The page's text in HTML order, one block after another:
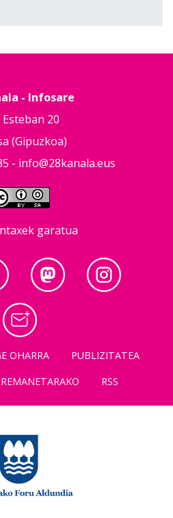
- Infosare
Esteban 20
(Gipuzkoa)
- info@28kanala.eus
garatua
OHARRA
PUBLIZITATEA
RSS